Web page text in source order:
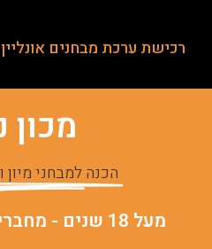
רכישת ערכת מבחנים אונליין
מכון
הכנה למבחני מיון
מעל 18 שנים - מחברים אתכם להצלחה